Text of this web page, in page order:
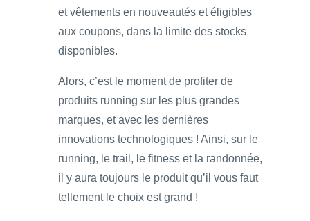
et vêtements en nouveautés et éligibles
aux coupons, dans la limite des stocks
disponibles.
Alors, c’est le moment de profiter de
produits running sur les plus grandes
marques, et avec les dernières
innovations technologiques ! Ainsi, sur le
running, le trail, le fitness et la randonnée,
il y aura toujours le produit qu’il vous faut
tellement le choix est grand !